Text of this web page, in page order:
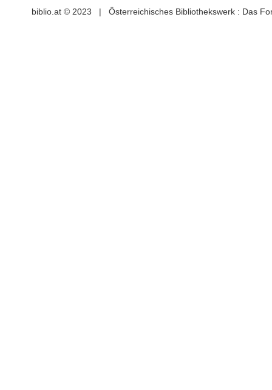
biblio.at © 2023 | Österreichisches Bibliothekswerk : Das